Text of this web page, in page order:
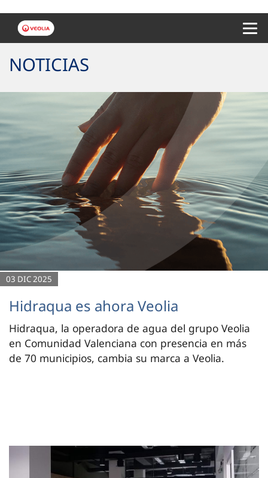
NOTICIAS
03 DIC 2025
Hidraqua es ahora Veolia
Hidraqua, la operadora de agua del grupo Veolia
en Comunidad Valenciana con presencia en más
de 70 municipios, cambia su marca a Veolia.